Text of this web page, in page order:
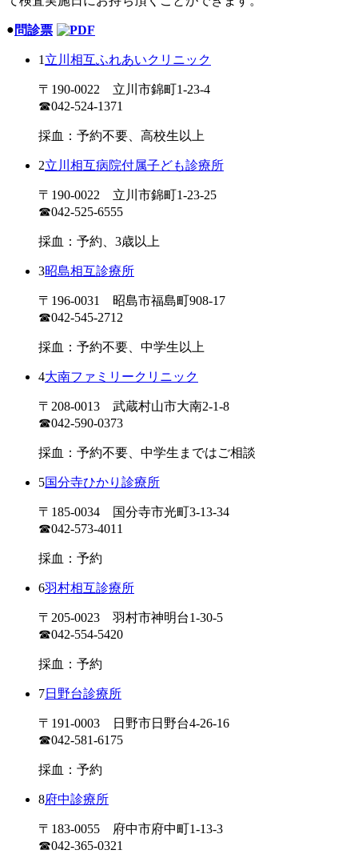
●問診票
1 立川相互ふれあいクリニック
〒190-0022 立川市錦町1-23-4
☎042-524-1371
採血：予約不要、高校生以上
2立川相互病院付属子ども診療所
〒190-0022 立川市錦町1-23-25
☎042-525-6555
採血：予約、3歳以上
3昭島相互診療所
〒196-0031 昭島市福島町908-17
☎042-545-2712
採血：予約不要、中学生以上
4大南ファミリークリニック
〒208-0013 武蔵村山市大南2-1-8
☎042-590-0373
採血：予約不要、中学生まではご相談
5国分寺ひかり診療所
〒185-0034 国分寺市光町3-13-34
☎042-573-4011
採血：予約
6羽村相互診療所
〒205-0023 羽村市神明台1-30-5
☎042-554-5420
採血：予約
7日野台診療所
〒191-0003 日野市日野台4-26-16
☎042-581-6175
採血：予約
8府中診療所
〒183-0055 府中市府中町1-13-3
☎042-365-0321